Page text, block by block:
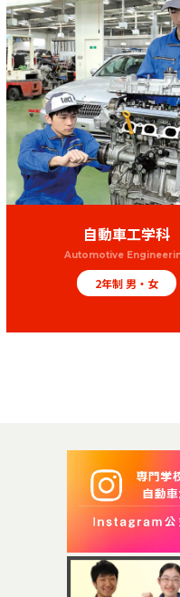
自動車工学科
Automotive
2年制 男・女